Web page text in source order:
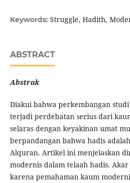
Keywords: Struggle, Hadith,
ABSTRACT
Abstrak
Diakui bahwa perkembangan
terjadi perdebatan serius dari
selaras dengan keyakinan umat
berpandangan bahwa hadis
Alquran. Artikel ini menjelaskan
modernis dalam telaah hadis.
karena pemahaman kaum